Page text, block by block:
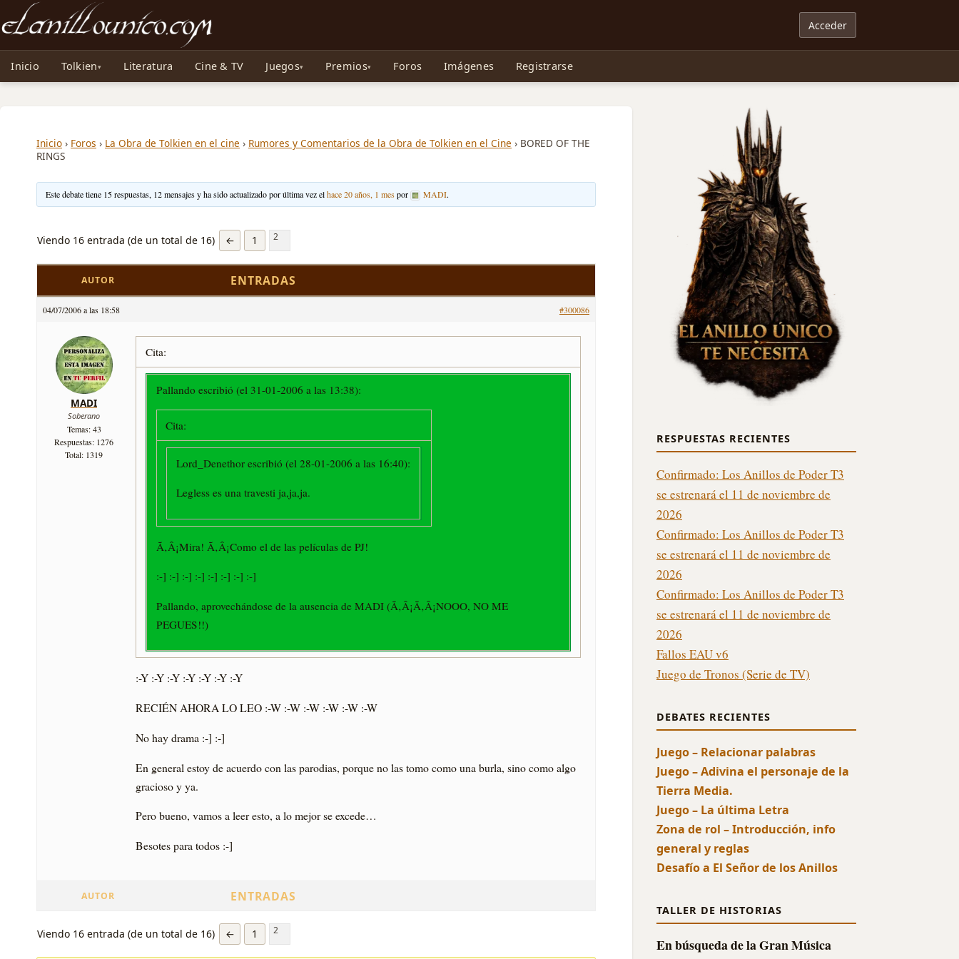
Noticias sobre Tolkien: El Señor de los Anillos, Los Anillos de Poder, La Caza de Gollum, la Tolkienpedia y más
Acceder
Inicio Tolkien Literatura Cine & TV Juegos Premios Foros Imágenes Registrarse
Inicio › Foros › La Obra de Tolkien en el cine › Rumores y Comentarios de la Obra de Tolkien en el Cine › BORED OF THE
RINGS
Este debate tiene 15 respuestas, 12 mensajes y ha sido actualizado por última vez elhace 20 años, 1 mespor MADI.
Viendo 16 entrada (de un total de 16) ← 1 2
AUTOR ENTRADAS
04/07/2006 a las 18:58 #300086
MADI
Soberano
Temas: 43
Respuestas: 1276
Total: 1319
Cita:
Pallando escribió (el 31-01-2006 a las 13:38):
Cita:
Lord_Denethor escribió (el 28-01-2006 a las 16:40):
Legless es una travesti ja,ja,ja.
Ã‚Â¡Mira! Ã‚Â¡Como el de las pelí­culas de PJ!
:-] :-] :-] :-] :-] :-] :-] :-]
Pallando, aprovechándose de la ausencia de MADI (Ã‚Â¡Ã‚Â¡NOOO, NO ME
PEGUES!!)
:-Y :-Y :-Y :-Y :-Y :-Y :-Y
RECIÉN AHORA LO LEO :-W :-W :-W :-W :-W :-W
No hay drama :-] :-]
En general estoy de acuerdo con las parodias, porque no las tomo como una burla, sino como algo
gracioso y ya.
Pero bueno, vamos a leer esto, a lo mejor se excede…
Besotes para todos :-]
AUTOR ENTRADAS
Viendo 16 entrada (de un total de 16) ← 1 2
RESPUESTAS RECIENTES
Confirmado: Los Anillos de Poder T3
se estrenará el 11 de noviembre de
2026
Confirmado: Los Anillos de Poder T3
se estrenará el 11 de noviembre de
2026
Confirmado: Los Anillos de Poder T3
se estrenará el 11 de noviembre de
2026
Fallos EAU v6
Juego de Tronos (Serie de TV)
DEBATES RECIENTES
Juego – Relacionar palabras
Juego – Adivina el personaje de la
Tierra Media.
Juego – La última Letra
Zona de rol – Introducción, info
general y reglas
Desafío a El Señor de los Anillos
TALLER DE HISTORIAS
En búsqueda de la Gran Música